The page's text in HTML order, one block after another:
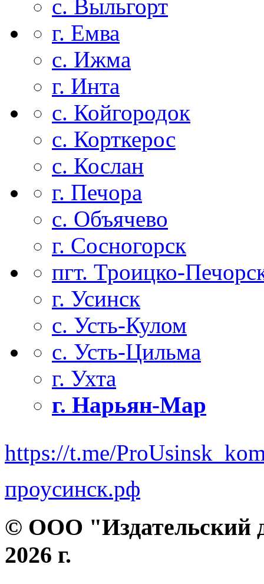
с. Выльгорт
г. Емва
с. Ижма
г. Инта
с. Койгородок
с. Корткерос
с. Кослан
г. Печора
с. Объячево
г. Сосногорск
пгт. Троицко-
г. Усинск
с. Усть-Кулом
с. Усть-Цильма
г. Ухта
г. Нарьян-Мар
https://t.me/
проусинск.рф
© ООО "Издательский
2026 г.